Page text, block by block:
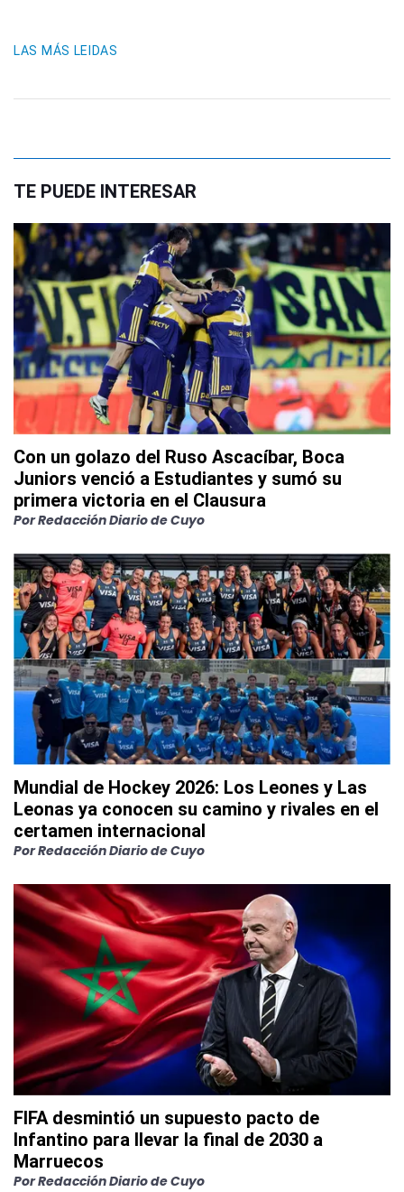
LAS MÁS LEIDAS
TE PUEDE INTERESAR
Con un golazo del Ruso Ascacíbar, Boca
Juniors venció a Estudiantes y sumó su
primera victoria en el Clausura
PorRedacción Diario de Cuyo
Mundial de Hockey 2026: Los Leones y Las
Leonas ya conocen su camino y rivales en el
certamen internacional
PorRedacción Diario de Cuyo
FIFA desmintió un supuesto pacto de
Infantino para llevar la final de 2030 a
Marruecos
PorRedacción Diario de Cuyo